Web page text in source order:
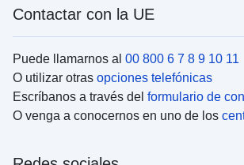
Contactar con la UE
Puede llamarnos al 00 800 6 7 8 9 10 11
O utilizar otras opciones telefónicas
Escríbanos a través del formulario de
O venga a conocernos en uno de los